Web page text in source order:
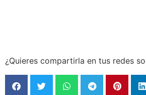
¿Quieres compartirla en tus redes